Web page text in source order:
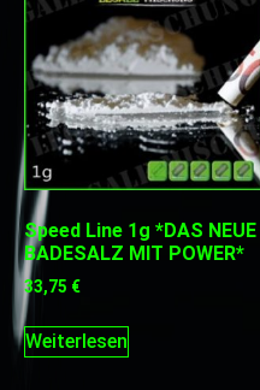
Speed Line 1g *DAS NEUE
BADESALZ MIT POWER*
33,75 €
Weiterlesen